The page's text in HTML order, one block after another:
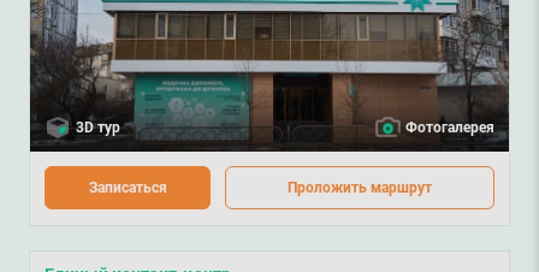
3D тур Фотогалерея
Записаться Проложить маршрут